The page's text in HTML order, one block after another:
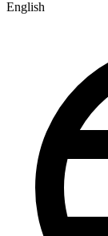
English